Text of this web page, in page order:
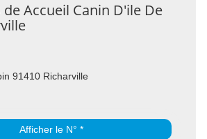
Accueil Canin D'ile De
91410 Richarville
Afficher le N° *